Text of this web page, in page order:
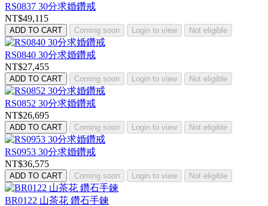
RS0837 30分求婚鑽戒
NT$49,115
ADD TO CART Coming soon Login to view Not eligible
RS0840 30分求婚鑽戒
NT$27,455
ADD TO CART Coming soon Login to view Not eligible
RS0852 30分求婚鑽戒
NT$26,695
ADD TO CART Coming soon Login to view Not eligible
RS0953 30分求婚鑽戒
NT$36,575
ADD TO CART Coming soon Login to view Not eligible
BR0122 山茶花 鑽石手鍊